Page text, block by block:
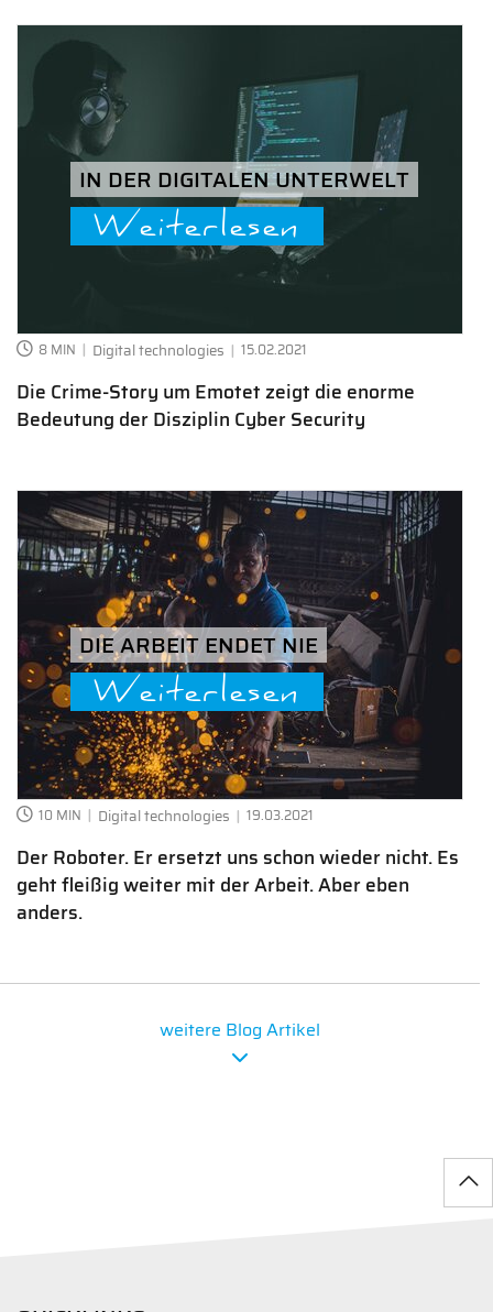
IN DER DIGITALEN UNTERWELT
Weiterlesen
8 MIN Digital technologies 15.02.2021
Die Crime-Story um Emotet zeigt die enorme
Bedeutung der Disziplin Cyber Security
DIE ARBEIT ENDET NIE
Weiterlesen
10 MIN Digital technologies 19.03.2021
Der Roboter. Er ersetzt uns schon wieder nicht. Es
geht fleißig weiter mit der Arbeit. Aber eben
anders.
weitere Blog Artikel